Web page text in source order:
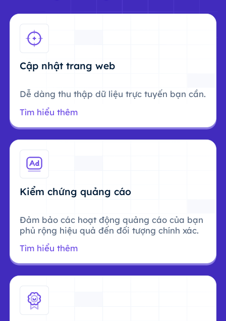
Cập nhật trang web
Dễ dàng thu thập dữ liệu trực tuyến bạn cần.
Tìm hiểu thêm
Kiểm chứng quảng cáo
Đảm bảo các hoạt động quảng cáo của bạn
phủ rộng hiệu quả đến đối tượng chính xác.
Tìm hiểu thêm